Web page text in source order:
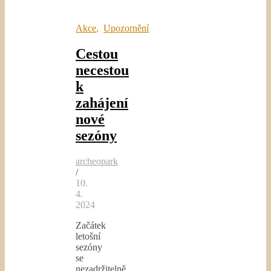
Akce, Upozornění
Cestou
necestou
k
zahájení
nové
sezóny
archeopark
/
10.
4.
2024
Začátek
letošní
sezóny
se
nezadržitelně